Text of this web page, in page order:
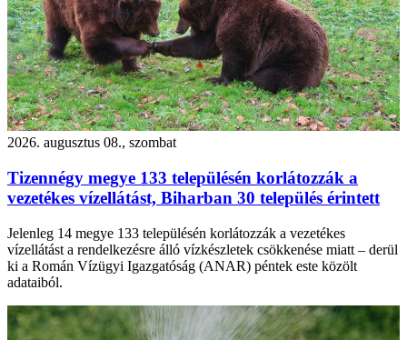
2026. augusztus 08., szombat
Tizennégy megye 133 településén korlátozzák a
vezetékes vízellátást, Biharban 30 település érintett
Jelenleg 14 megye 133 településén korlátozzák a vezetékes
vízellátást a rendelkezésre álló vízkészletek csökkenése miatt – derül
ki a Román Vízügyi Igazgatóság (ANAR) péntek este közölt
adataiból.